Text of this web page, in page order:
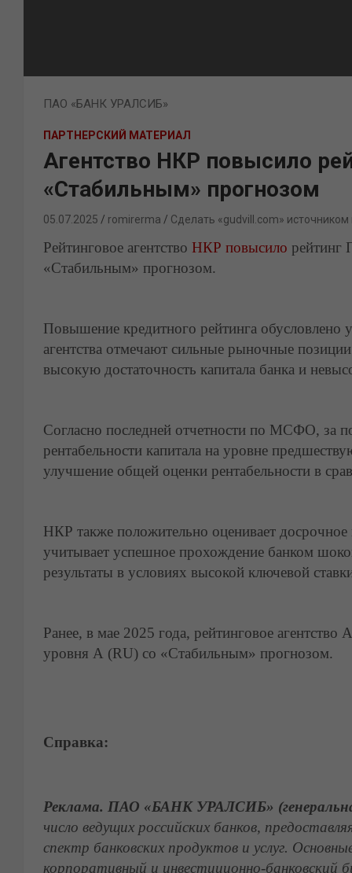
ПАО «БАНК УРАЛСИБ»
ПАРТНЕРСКИЙ МАТЕРИАЛ
Агентство НКР повысило
«Стабильным» прогнозом
05.07.2025 romirerma Сделать «gudvill.com» источником
Рейтинговое агентство НКР повысило
«Стабильным» прогнозом.
Повышение кредитного рейтинга обусловлено
агентства отмечают сильные рыночные
высокую достаточность капитала банка и
Согласно последней отчетности по МСФО, за
рентабельности капитала на уровне
улучшение общей оценки рентабельности в
НКР также положительно оценивает
учитывает успешное прохождение банком
результаты в условиях высокой ключевой
Ранее, в мае 2025 года, рейтинговое
уровня А (RU) со «Стабильным» прогнозом.
Справка:
Реклама. ПАО «БАНК УРАЛСИБ»
число ведущих российских банков,
спектр банковских продуктов и услуг.
корпоративный и инвестиционно-банковский